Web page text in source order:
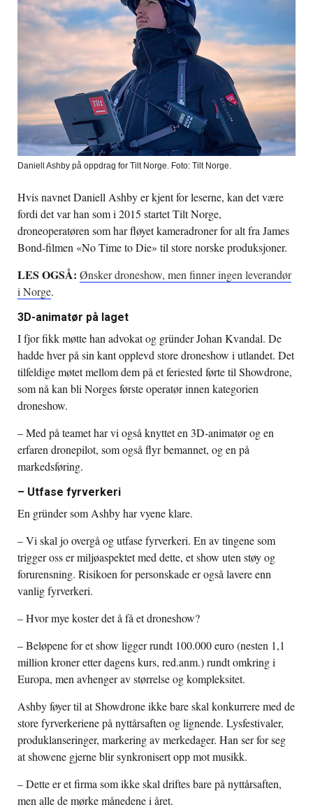
Daniell Ashby på oppdrag for Tilt Norge. Foto: Tilt Norge.
Hvis navnet Daniell Ashby er kjent for leserne, kan det være
fordi det var han som i 2015 startet Tilt Norge,
droneoperatøren som har fløyet kameradroner for alt fra James
Bond-filmen «No Time to Die» til store norske produksjoner.
LES OGSÅ: Ønsker droneshow, men finner ingen leverandør
i Norge.
3D-animatør på laget
I fjor fikk møtte han advokat og gründer Johan Kvandal. De
hadde hver på sin kant opplevd store droneshow i utlandet. Det
tilfeldige møtet mellom dem på et feriested førte til Showdrone,
som nå kan bli Norges første operatør innen kategorien
droneshow.
– Med på teamet har vi også knyttet en 3D-animatør og en
erfaren dronepilot, som også flyr bemannet, og en på
markedsføring.
– Utfase fyrverkeri
En gründer som Ashby har vyene klare.
– Vi skal jo overgå og utfase fyrverkeri. En av tingene som
trigger oss er miljøaspektet med dette, et show uten støy og
forurensning. Risikoen for personskade er også lavere enn
vanlig fyrverkeri.
– Hvor mye koster det å få et droneshow?
– Beløpene for et show ligger rundt 100.000 euro (nesten 1,1
million kroner etter dagens kurs, red.anm.) rundt omkring i
Europa, men avhenger av størrelse og kompleksitet.
Ashby føyer til at Showdrone ikke bare skal konkurrere med de
store fyrverkeriene på nyttårsaften og lignende. Lysfestivaler,
produklanseringer, markering av merkedager. Han ser for seg
at showene gjerne blir synkronisert opp mot musikk.
– Dette er et firma som ikke skal driftes bare på nyttårsaften,
men alle de mørke månedene i året.